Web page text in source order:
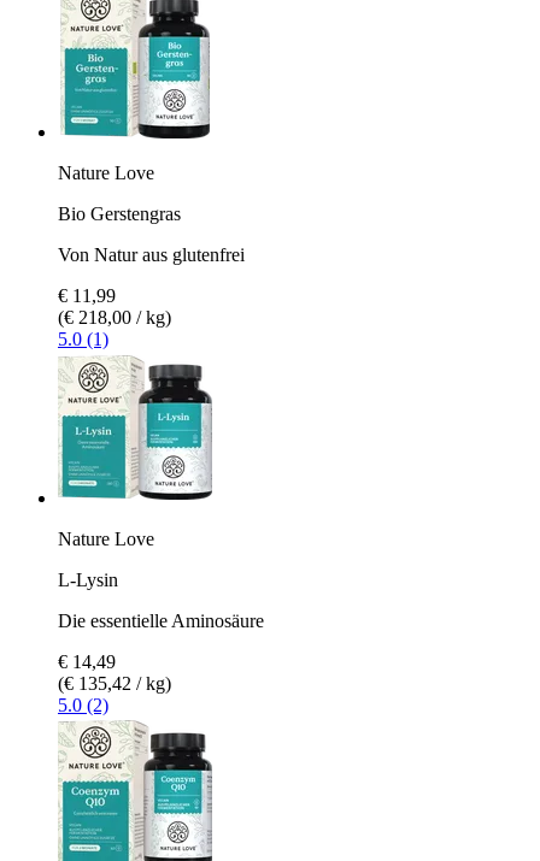
Nature Love
Bio Gerstengras
Von Natur aus glutenfrei
€ 11,99
(€ 218,00 / kg)
5.0 (1)
Nature Love
L-Lysin
Die essentielle Aminosäure
€ 14,49
(€ 135,42 / kg)
5.0 (2)